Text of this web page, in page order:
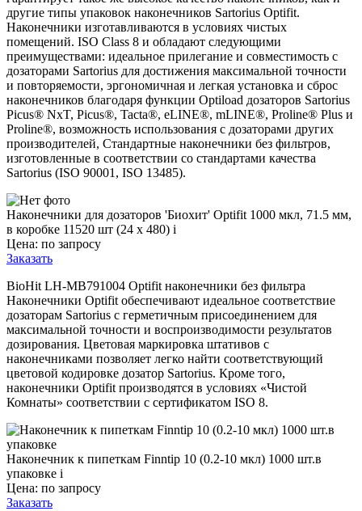
другие типы упаковок наконечников Sartorius Optifit.
Наконечники изготавливаются в условиях чистых
помещений. ISO Class 8 и обладают следующими
преимуществами: идеальное прилегание и совместимость с
дозаторами Sartorius для достижения максимальной точности
и повторяемости, эргономичная и легкая установка и сброс
наконечников благодаря функции Optiload дозаторов Sartorius
Picus® NxT, Picus®, Tacta®, eLINE®, mLINE®, Proline® Plus и
Proline®, возможность использования с дозаторами других
производителей, Стандартные наконечники без фильтров,
изготовленные в соответствии со стандартами качества
Sartorius (ISO 90001, ISO 13485).
Наконечники для дозаторов 'Биохит' Optifit 1000 мкл, 71.5 мм,
в коробке 11520 шт (24 x 480) i
Цена: по запросу
Заказать
BioHit LH-MB791004 Optifit наконечники без фильтра
Наконечники Optifit обеспечивают идеальное соответствие
дозаторам Sartorius с герметичным присоединением для
максимальной точности и воспроизводимости результатов
дозирования. Цветовая маркировка штативов с
наконечниками позволяет легко найти соответствующий
цветовой кодировке дозатор Sartorius. Кроме того,
наконечники Optifit производятся в условиях «Чистой
Комнаты» соответствии с сертификатом ISO 8.
Наконечник к пипеткам Finntip 10 (0.2-10 мкл) 1000 шт.в
упаковке i
Цена: по запросу
Заказать